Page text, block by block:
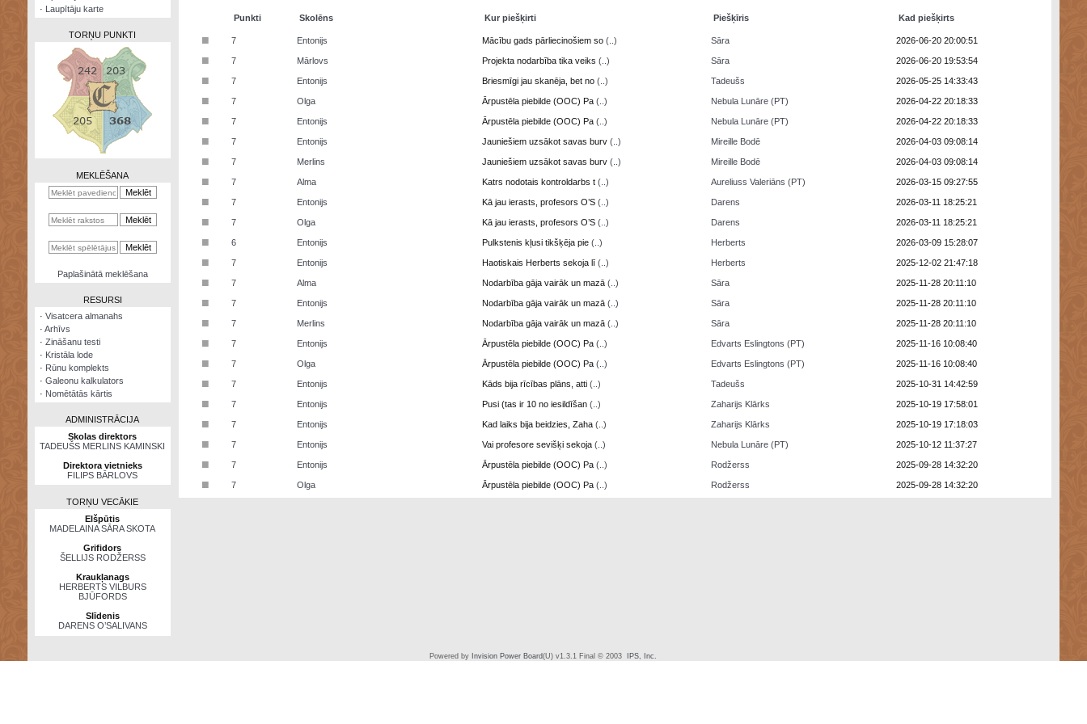
kalkulators
· Laupītāju karte
TORŅU PUNKTI
MEKLĒŠANA
Paplašinātā meklēšana
RESURSI
· Visatcera almanahs
· Arhīvs
· Zināšanu testi
· Kristāla lode
· Rūnu komplekts
· Galeonu kalkulators
· Nomētātās kārtis
ADMINISTRĀCIJA
Skolas direktors
TADEUŠS MERLINS KAMINSKI
Direktora vietnieks
FILIPS BĀRLOVS
TORŅU VECĀKIE
Elšpūtis
MADELAINA SĀRA SKOTA
Grifidors
ŠELLIJS RODŽERSS
Kraukļanags
HERBERTS VILBURS
BJŪFORDS
Slīdenis
DARENS O’SALIVANS
Punkti Skolēns Kur piešķirti Piešķīris Kad piešķirts
■ 7 Entonijs Mācību gads pārliecinošiem so (..) Sāra 2026-06-20 20:00:51
■ 7 Mārlovs Projekta nodarbība tika veiks (..) Sāra 2026-06-20 19:53:54
■ 7 Entonijs Briesmīgi jau skanēja, bet no (..) Tadeušs 2026-05-25 14:33:43
■ 7 Olga Ārpustēla piebilde (OOC) Pa (..) Nebula Lunāre (PT) 2026-04-22 20:18:33
■ 7 Entonijs Ārpustēla piebilde (OOC) Pa (..) Nebula Lunāre (PT) 2026-04-22 20:18:33
■ 7 Entonijs Jauniešiem uzsākot savas burv (..) Mireille Bodē 2026-04-03 09:08:14
■ 7 Merlins Jauniešiem uzsākot savas burv (..) Mireille Bodē 2026-04-03 09:08:14
■ 7 Alma Katrs nodotais kontroldarbs t (..) Aureliuss Valeriāns (PT) 2026-03-15 09:27:55
■ 7 Entonijs Kā jau ierasts, profesors O’S (..) Darens 2026-03-11 18:25:21
■ 7 Olga Kā jau ierasts, profesors O’S (..) Darens 2026-03-11 18:25:21
■ 6 Entonijs Pulkstenis kļusi tikšķēja pie (..) Herberts 2026-03-09 15:28:07
■ 7 Entonijs Haotiskais Herberts sekoja lī (..) Herberts 2025-12-02 21:47:18
■ 7 Alma Nodarbība gāja vairāk un mazā (..) Sāra 2025-11-28 20:11:10
■ 7 Entonijs Nodarbība gāja vairāk un mazā (..) Sāra 2025-11-28 20:11:10
■ 7 Merlins Nodarbība gāja vairāk un mazā (..) Sāra 2025-11-28 20:11:10
■ 7 Entonijs Ārpustēla piebilde (OOC) Pa (..) Edvarts Eslingtons (PT) 2025-11-16 10:08:40
■ 7 Olga Ārpustēla piebilde (OOC) Pa (..) Edvarts Eslingtons (PT) 2025-11-16 10:08:40
■ 7 Entonijs Kāds bija rīcības plāns, atti (..) Tadeušs 2025-10-31 14:42:59
■ 7 Entonijs Pusi (tas ir 10 no iesildīšan (..) Zaharijs Klārks 2025-10-19 17:58:01
■ 7 Entonijs Kad laiks bija beidzies, Zaha (..) Zaharijs Klārks 2025-10-19 17:18:03
■ 7 Entonijs Vai profesore sevišķi sekoja (..) Nebula Lunāre (PT) 2025-10-12 11:37:27
■ 7 Entonijs Ārpustēla piebilde (OOC) Pa (..) Rodžerss 2025-09-28 14:32:20
■ 7 Olga Ārpustēla piebilde (OOC) Pa (..) Rodžerss 2025-09-28 14:32:20
Powered by Invision Power Board(U) v1.3.1 Final © 2003 IPS, Inc.